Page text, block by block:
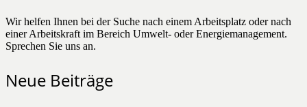
Wir helfen Ihnen bei der Suche nach einem Arbeitsplatz oder nach
einer Arbeitskraft im Bereich Umwelt- oder Energiemanagement.
Sprechen Sie uns an.
Neue Beiträge